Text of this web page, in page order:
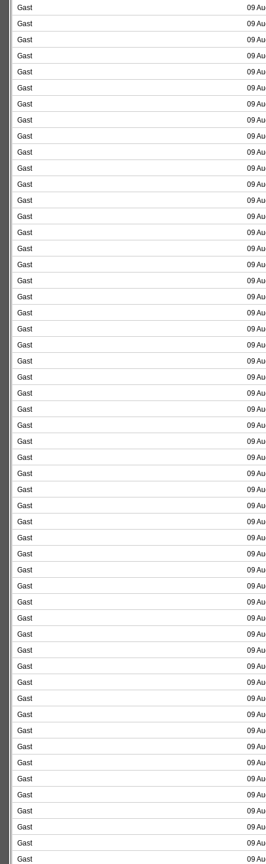
Gast
09
Gast
09
Gast
09
Gast
09
Gast
09
Gast
09
Gast
09
Gast
09
Gast
09
Gast
09
Gast
09
Gast
09
Gast
09
Gast
09
Gast
09
Gast
09
Gast
09
Gast
09
Gast
09
Gast
09
Gast
09
Gast
09
Gast
09
Gast
09
Gast
09
Gast
09
Gast
09
Gast
09
Gast
09
Gast
09
Gast
09
Gast
09
Gast
09
Gast
09
Gast
09
Gast
09
Gast
09
Gast
09
Gast
09
Gast
09
Gast
09
Gast
09
Gast
09
Gast
09
Gast
09
Gast
09
Gast
09
Gast
09
Gast
09
Gast
09
Gast
09
Gast
09
Gast
09
Gast
09